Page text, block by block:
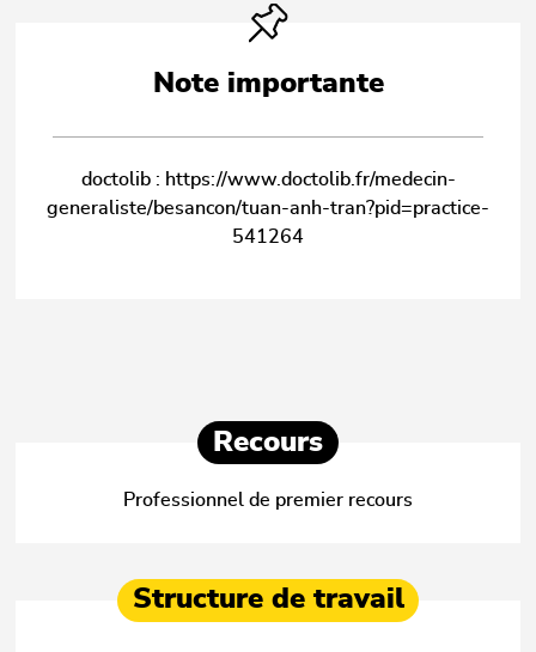
Note importante
doctolib : https://www.doctolib.fr/medecin-
generaliste/besancon/tuan-anh-tran?pid=practice-
541264
Recours
Professionnel de premier recours
Structure de travail